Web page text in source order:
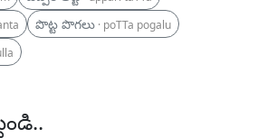
పొట్ట పొగలు · poTTa pogalu